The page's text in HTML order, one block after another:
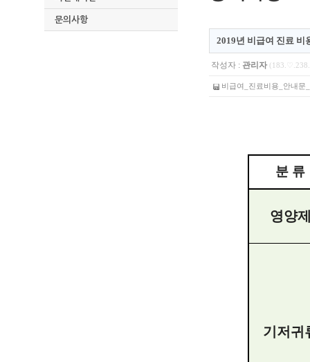
문의사항
2019년 비급여 진료 비
작성자 : 관리자
비급여_진료비용_안내문
분 류
영양
기저귀